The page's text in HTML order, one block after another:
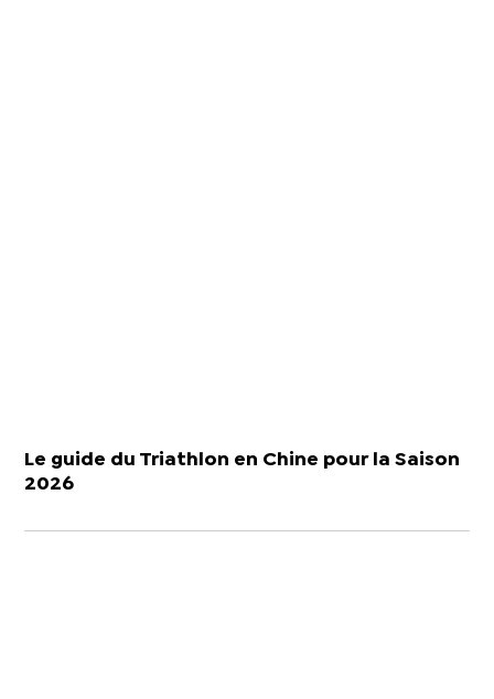
Le guide du Triathlon en Chine pour la Saison
2026